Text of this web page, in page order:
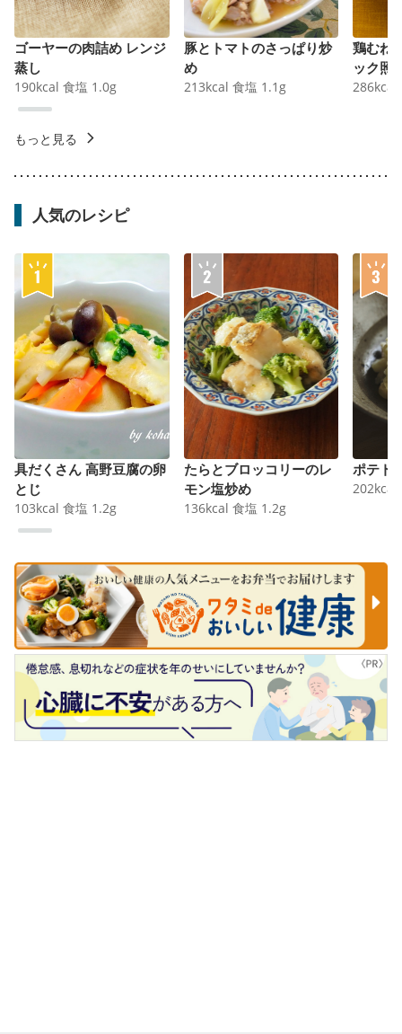
ゴーヤーの肉詰め レンジ
蒸し
190kcal 食塩 1.0g
豚とトマトのさっぱり炒
め
213kcal 食塩 1.1 g
鶏むね
ック照
286kcal
もっと見る
人気のレシピ
具だくさん 高野豆腐の卵
とじ
103kcal 食塩 1.2g
たらとブロッコリーのレ
モン塩炒め
136kcal 食塩 1.2g
ポテト
202kcal